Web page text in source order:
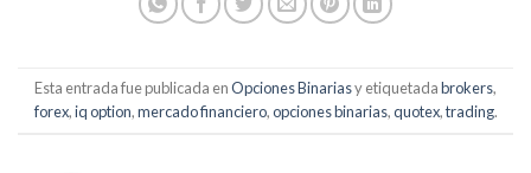
Esta entrada fue publicada enOpciones Binariasy etiquetadabrokers,
forex,iq option,mercado financiero,opciones binarias,quotex,trading.